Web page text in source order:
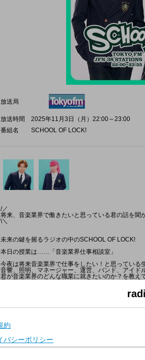
放送局
放送時間
2025年11月3日（月）22:00～23:00
番組名
SCHOOL OF LOCK!
/／
将来、音楽業界で働きたいと思っている君の話を聞
\＼
未来の鍵を握るラジオの中のSCHOOL OF LOCK!
本日の授業は……「音楽業界仕事相談室」
今夜は将来音楽業界で仕事をしたい！と思っている
音響、照明、マネージャー、運営、バンド、アイドル
君が音楽業界のどんな職業に就きたいのか？を教え
どんな魅力があるのかを校長・教頭が答えてくれるぞ
◇学校掲示板に書き込む（掲示板は登録無料のアプ
◇FAXを送る：03-3221-1800